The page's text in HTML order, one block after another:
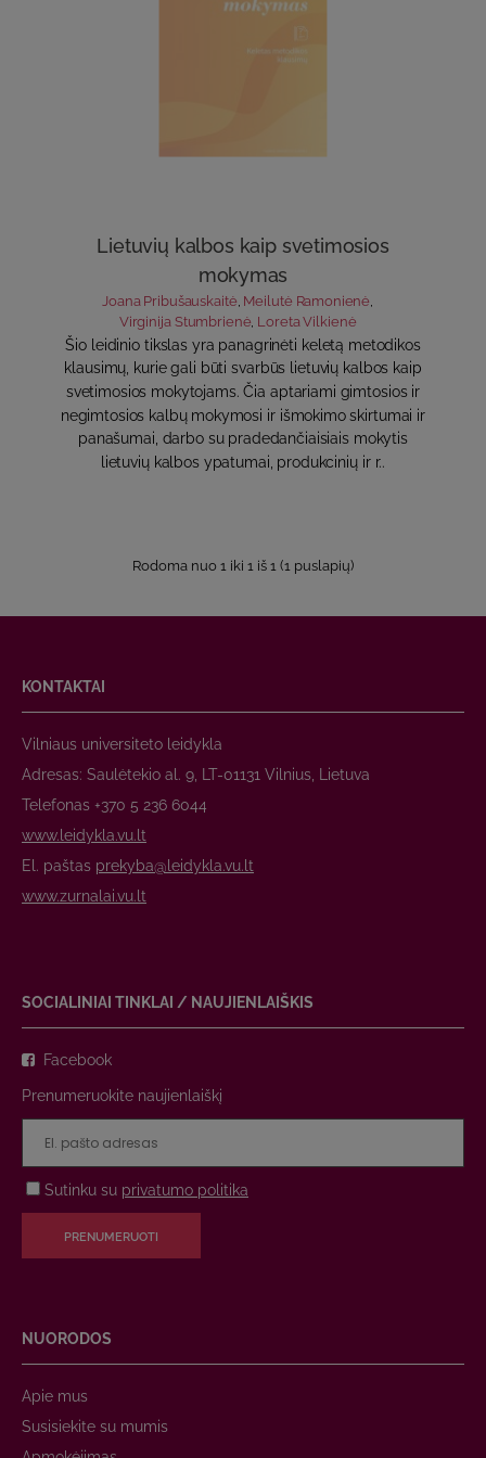
Lietuvių kalbos kaip svetimosios
mokymas
Joana Pribušauskaitė Meilutė Ramonienė
Virginija Stumbrienė, Loreta Vilkienė
Šio leidinio tikslas yra panagrinėti keletą metodikos
klausimų, kurie gali būti svarbūs lietuvių kalbos kaip
svetimosios mokytojams. Čia aptariami gimtosios ir
negimtosios kalbų mokymosi ir išmokimo skirtumai ir
panašumai, darbo su pradedančiaisiais mokytis
lietuvių kalbos ypatumai, produkcinių ir r..
Rodoma nuo 1 iki 1 iš 1 (1 puslapių)
KONTAKTAI
Vilniaus universiteto leidykla
Adresas: Saulėtekio al. 9, LT-01131 Vilnius, Lietuva
Telefonas +370 5 236 6044
www.leidykla.vu.lt
El. paštas prekyba@leidykla.vu.lt
www.zurnalai.vu.lt
SOCIALINIAI TINKLAI / NAUJIENLAIŠKIS
Facebook
Prenumeruokite naujienlaiškį
Sutinku su privatumo politika
PRENUMERUOTI
NUORODOS
Apie mus
Susisiekite su mumis